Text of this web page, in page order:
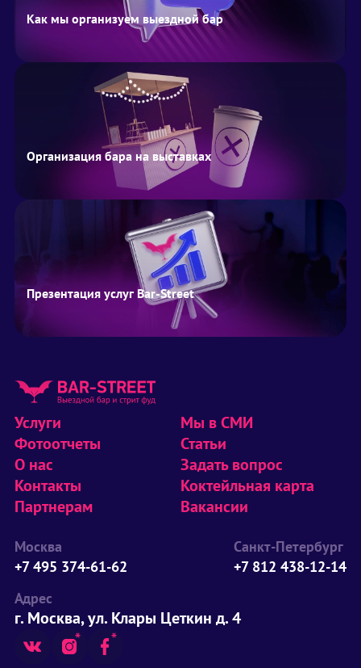
Как мы организуем выездной бар
Организация бара на выставках
Презентация услуг Bar-Street
Услуги
Фотоотчеты
О нас
Контакты
Партнерам
Мы в СМИ
Статьи
Задать вопрос
Коктейльная карта
Вакансии
Москва
+7 495 374-61-62
Санкт-Петербург
+7 812 438-12-14
Адрес
г. Москва, ул. Клары Цеткин д. 4